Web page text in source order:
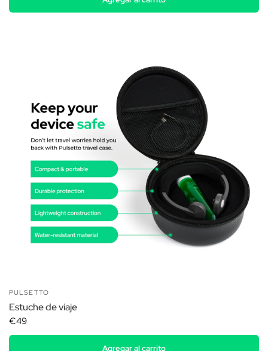
PULSETTO
Estuche de viaje
€49
Agregar al carrito